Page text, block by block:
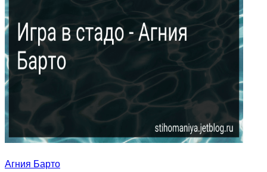
Агния Барто